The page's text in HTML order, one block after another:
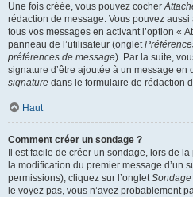
Une fois créée, vous pouvez cocher
rédaction de message. Vous pouvez
tous vos messages en activant l’option «
panneau de l’utilisateur (onglet
préférences de message). Par la suite,
signature d’être ajoutée à un message
signature dans le formulaire de rédaction
Haut
Comment créer un sondage ?
Il est facile de créer un sondage, lors de
la modification du premier message d’un
permissions), cliquez sur l’ongletSondage
le voyez pas, vous n’avez probablement